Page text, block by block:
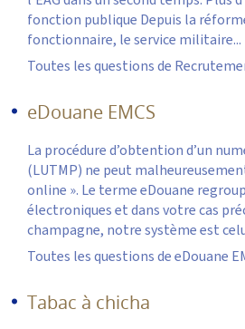
fonction publique Depuis la
fonctionnaire, le service militaire...
Toutes les questions de
eDouane EMCS
La procédure d’obtention d’un
(LUTMP) ne peut
online ». Le terme eDouane
électroniques et dans votre cas
champagne, notre système est
Toutes les questions de eDouane
Tabac à chicha